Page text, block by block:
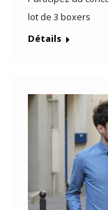
lot de 3 boxers
Détails